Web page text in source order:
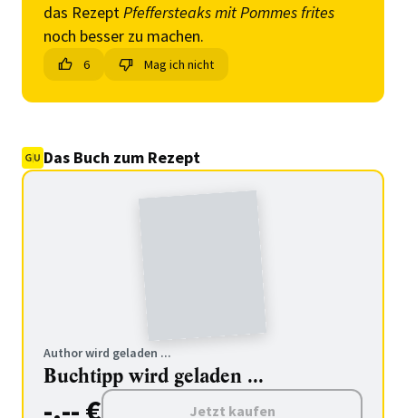
das RezeptPfeffersteaks mit Pommes frites
noch besser zu machen.
6 Mag ich nicht
Das Buch zum Rezept
Author wird geladen ...
Buchtipp wird geladen ...
-.-- € Jetzt kaufen